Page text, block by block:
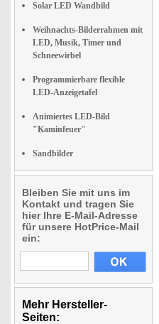
Solar LED Wandbild
Weihnachts-Bilderrahmen mit
LED, Musik, Timer und
Schneewirbel
Programmierbare flexible
LED-Anzeigetafel
Animiertes LED-Bild
"Kaminfeuer"
Sandbilder
Bleiben Sie mit uns im
Kontakt und tragen Sie
hier Ihre E-Mail-Adresse
für unsere HotPrice-Mail
ein:
Mehr Hersteller-
Seiten: